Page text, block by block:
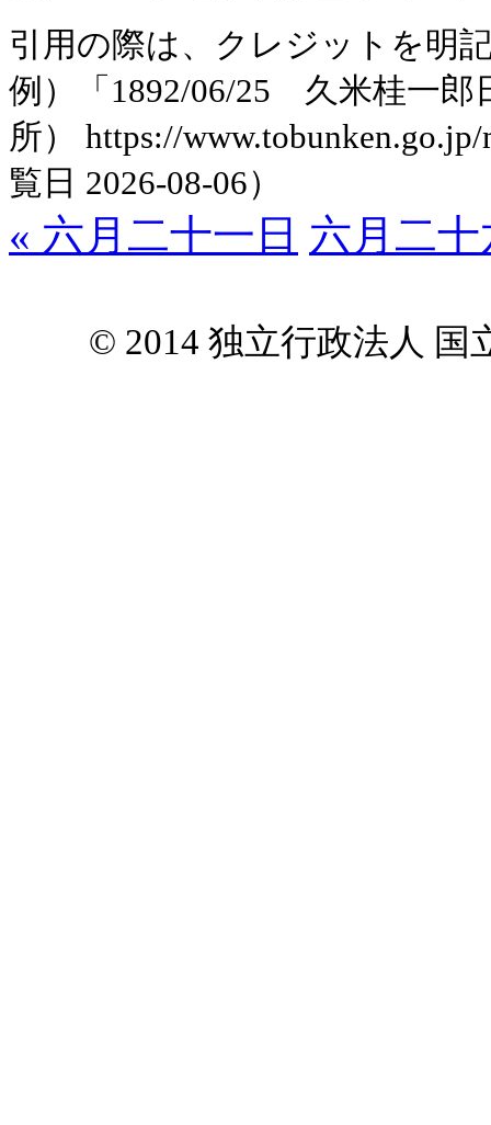
引用の際は、クレジットを明
例）「1892/06/25 久米桂一郎
所） https://
覧日 2026-08-06）
« 六月二十一日 六月二十
© 2014 独立行政法人 国